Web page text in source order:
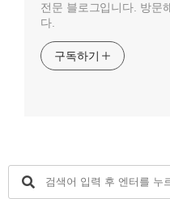
전문 블로그입니다. 방문
다.
구독하기